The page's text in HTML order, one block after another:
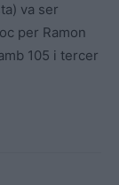
va ser
per Ramon
105 i tercer